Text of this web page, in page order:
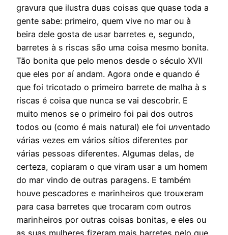
gravura que ilustra duas coisas que quase toda a
gente sabe: primeiro, quem vive no mar ou à
beira dele gosta de usar barretes e, segundo,
barretes à s riscas são uma coisa mesmo bonita.
Tão bonita que pelo menos desde o século XVII
que eles por aí andam. Agora onde e quando é
que foi tricotado o primeiro barrete de malha à s
riscas é coisa que nunca se vai descobrir. E
muito menos se o primeiro foi pai dos outros
todos ou (como é mais natural) ele foi unventado
várias vezes em vários sítios diferentes por
várias pessoas diferentes. Algumas delas, de
certeza, copiaram o que viram usar a um homem
do mar vindo de outras paragens. E também
houve pescadores e marinheiros que trouxeram
para casa barretes que trocaram com outros
marinheiros por outras coisas bonitas, e eles ou
as suas mulheres fizeram mais barretes pelo que